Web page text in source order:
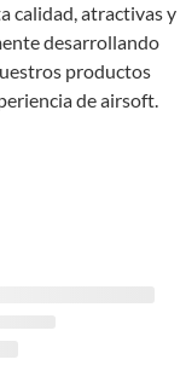
calidad, atractivas y
desarrollando
productos
de airsoft.